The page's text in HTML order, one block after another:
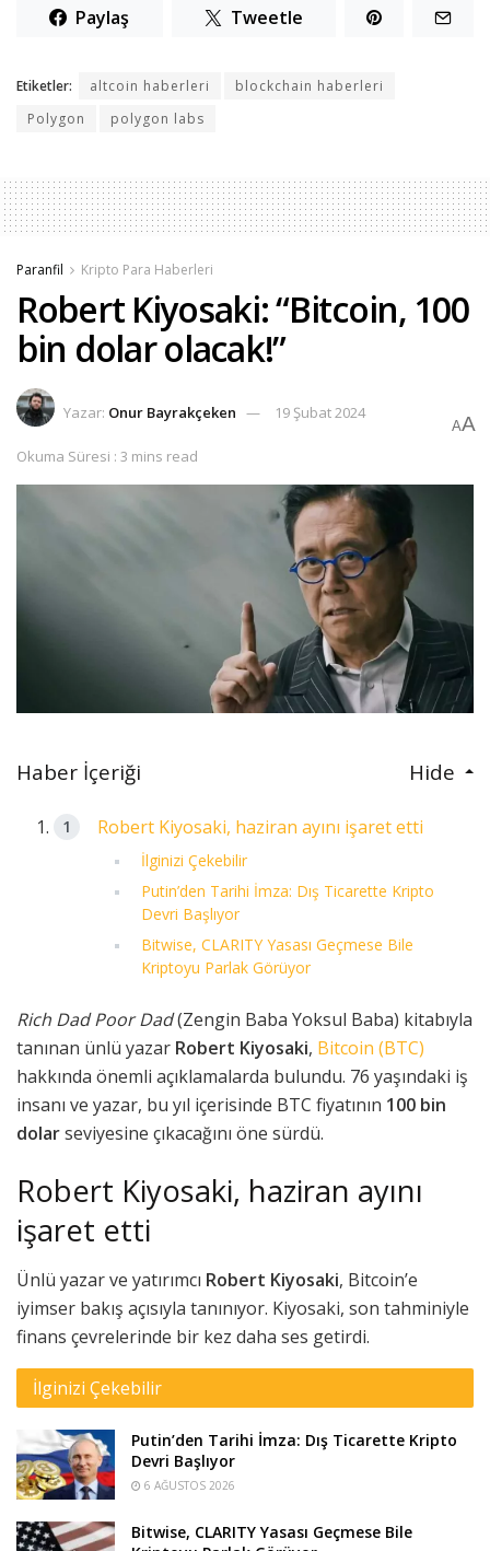
Paylaş Tweetle
Etiketler: altcoin haberleri
blockchain haberleri
Polygon
polygon labs
Paranfil Kripto Para Haberleri
Robert Kiyosaki: “Bitcoin, 100
bin dolar olacak!”
Yazar: Onur Bayrakçeken 19 Şubat 2024
Okuma Süresi : 3 mins read
AA
Haber İçeriği Hide
Robert Kiyosaki, haziran ayını işaret etti
İlginizi Çekebilir
Putin’den Tarihi İmza: Dış Ticarette Kripto
Devri Başlıyor
Bitwise, CLARITY Yasası Geçmese Bile
Kriptoyu Parlak Görüyor
Rich Dad Poor Dad(Zengin Baba Yoksul Baba) kitabıyla
tanınan ünlü yazar Robert Kiyosaki, Bitcoin (BTC)
hakkında önemli açıklamalarda bulundu. 76 yaşındaki iş
insanı ve yazar, bu yıl içerisinde BTC fiyatının 100 bin
dolarseviyesine çıkacağını öne sürdü.
Robert Kiyosaki, haziran ayını
işaret etti
Ünlü yazar ve yatırımcı Robert Kiyosaki, Bitcoin’e
iyimser bakış açısıyla tanınıyor. Kiyosaki, son tahminiyle
finans çevrelerinde bir kez daha ses getirdi.
İlginizi Çekebilir
Putin’den Tarihi İmza: Dış Ticarette Kripto
Devri Başlıyor
6 AĞUSTOS 2026
Bitwise, CLARITY Yasası Geçmese Bile